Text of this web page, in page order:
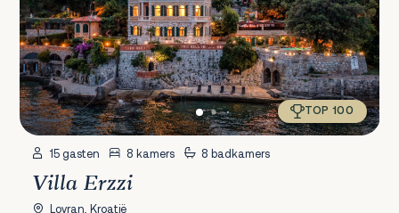
TOP 100
15 gasten 8 kamers 8 badkamers
Villa Erzzi
Lovran, Kroatië